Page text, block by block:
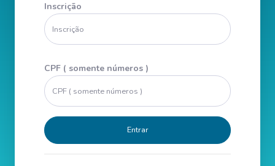
Inscrição
CPF ( somente números )
Entrar